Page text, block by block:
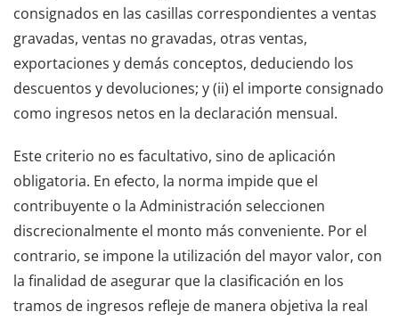
consignados en las casillas correspondientes a ventas
gravadas, ventas no gravadas, otras ventas,
exportaciones y demás conceptos, deduciendo los
descuentos y devoluciones; y (ii) el importe consignado
como ingresos netos en la declaración mensual.
Este criterio no es facultativo, sino de aplicación
obligatoria. En efecto, la norma impide que el
contribuyente o la Administración seleccionen
discrecionalmente el monto más conveniente. Por el
contrario, se impone la utilización del mayor valor, con
la finalidad de asegurar que la clasificación en los
tramos de ingresos refleje de manera objetiva la real